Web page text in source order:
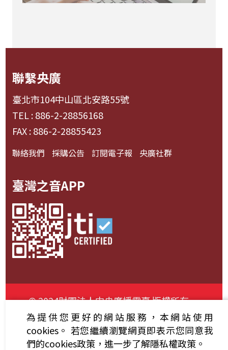
聯繫央廣
臺北市104中山區北安路55號
TEL : 886-2-28856168
FAX : 886-2-28855423
聯絡我們 採購公告 訂閱電子報 央廣社群
臺灣之音APP
© 2024財團法人中央廣播電臺 版權所有
資通安全政策聲明
服務條款 隱私權條款
為提供您更好的網站服務，本網站使用
cookies。 若您繼續瀏覽網頁即表示您同意我
們的cookies政策，進一步了解隱私權政策。